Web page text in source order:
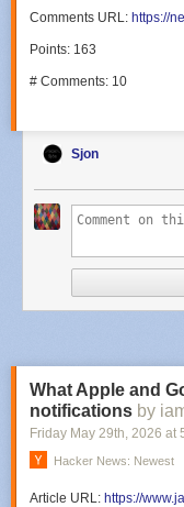
Comments URL: https://
Points: 163
# Comments: 10
Sjon
What Apple and
notifications by
Friday May 29th, 2026 at
Hacker News: Newest
Article URL: https://